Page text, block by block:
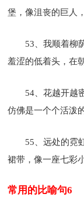
堡，像沮丧的巨人
53、我顺着柳
羞涩的低着头，在
54、花越开越
仿佛是一个个活泼
55、远处的霓
裙带，像一座七彩
常用的比喻句6